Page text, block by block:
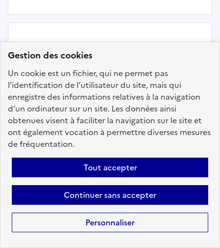
Gestion des cookies
Un cookie est un fichier, qui ne permet pas
l’identification de l’utilisateur du site, mais qui
enregistre des informations relatives à la navigation
d’un ordinateur sur un site. Les données ainsi
obtenues visent à faciliter la navigation sur le site et
ont également vocation à permettre diverses mesures
de fréquentation.
Tout accepter
Continuer sans accepter
Personnaliser
Contrôleur territorial pluri-filières
Organisation, contrôle et évaluation